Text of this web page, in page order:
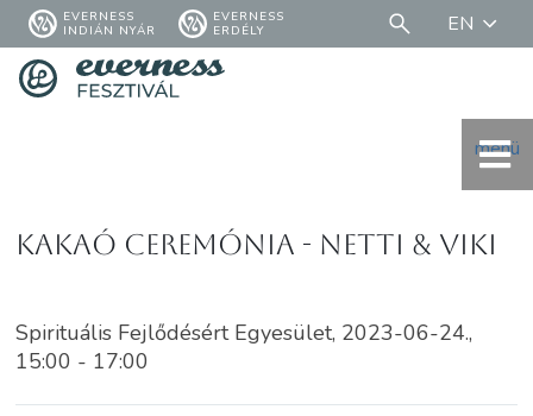
EVERNESS
INDIÁN NYÁR
EVERNESS
ERDÉLY
EN
menü
Kakaó Ceremónia - Netti & Viki
Spirituális Fejlődésért Egyesület, 2023-06-24.,
15:00 - 17:00